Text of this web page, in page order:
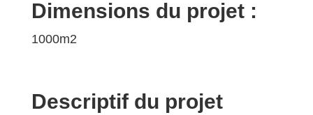
Dimensions du projet :
1000m2
Descriptif du projet